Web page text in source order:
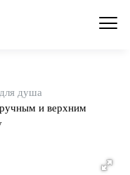
душа
и верхним